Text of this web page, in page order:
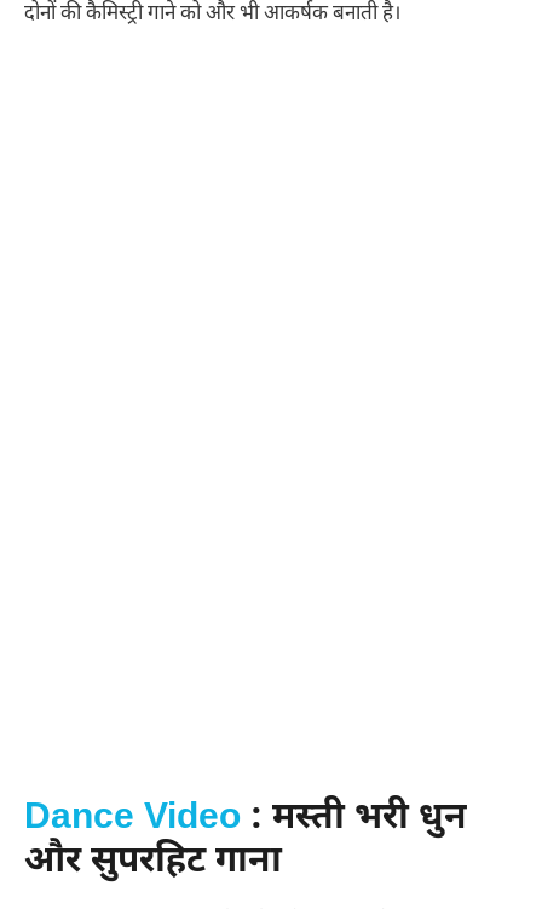
दोनों की कैमिस्ट्री गाने को और भी आकर्षक बनाती है।
Dance Video : मस्ती भरी धुन
और सुपरहिट गाना